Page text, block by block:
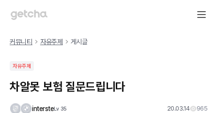
커뮤니티 자유주제 게시글
자유주제
차알못 보험 질문드립니다
intersteLv 35 20.03.14 965